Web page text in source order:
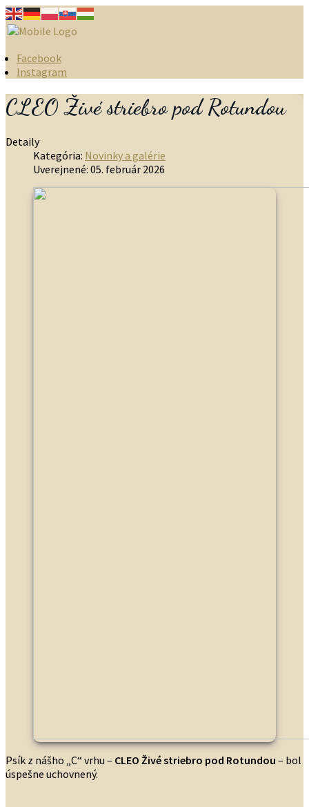
Facebook
Instagram
CLEO Živé striebro pod Rotundou
Detaily
Kategória: Novinky a galérie
Uverejnené: 05. február 2026
Psík z nášho „C“ vrhu – CLEO Živé striebro pod Rotundou – bol
úspešne uchovnený.